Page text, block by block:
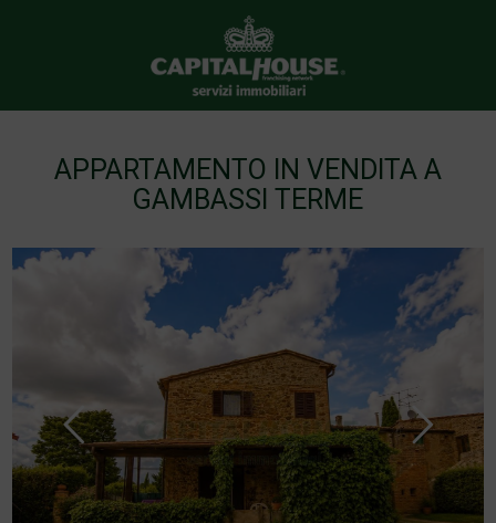
APPARTAMENTO IN VENDITA A
GAMBASSI TERME